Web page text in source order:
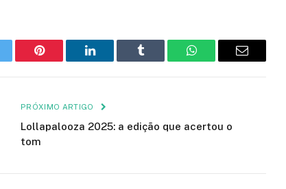
Pinterest LinkedIn Tumblr WhatsAppE-
PRÓXIMO ARTIGO
Lollapalooza 2025: a edição que acertou o
tom